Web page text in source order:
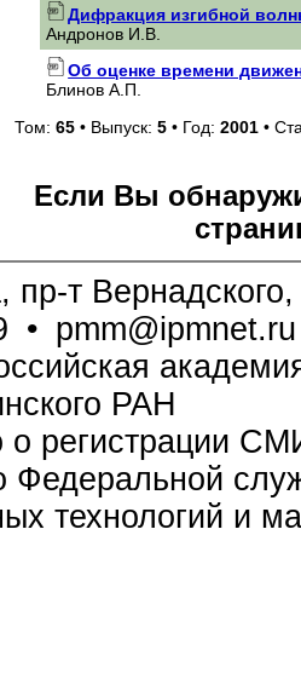
Дифракция изгибной
Андронов И.В.
Об оценке времени
Блинов А.П.
Том:65 • Выпуск:5 • Год:2001 •
Если Вы
пр-т
• pmm@ipmnet.ru
РАН
о регистрации
Федеральной
технологий и